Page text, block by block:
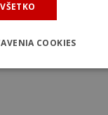
COOKIES